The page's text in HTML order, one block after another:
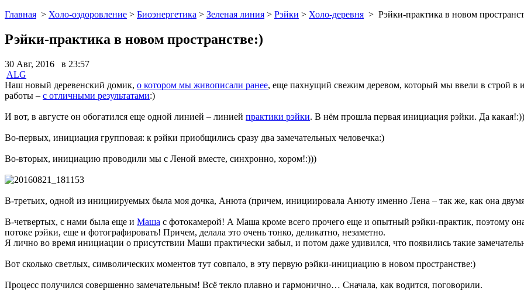
Главная > Холо-оздоровление > Биоэнергетика > Зеленая линия > Рэйки > Холо-деревня > Рэйки-практика в новом
Рэйки-практика в новом пространстве:)
30 Авг, 2016 в 23:57
ALG
Наш новый деревенский домик, о котором мы живописали ранее, еще пахнущий свежим деревом, который мы ввели в строй в
работы – с отличными результатами:)
И вот, в августе он обогатился еще одной линией – линией практики рэйки. В нём прошла первая инициация рэйки. Да
Во-первых, инициация групповая: к рэйки приобщились сразу два замечательных человечка:)
Во-вторых, инициацию проводили мы с Леной вместе, синхронно, хором!:)))
В-третьих, одной из инициируемых была моя дочка, Анюта (причем, инициировала Анюту именно Лена – так же, как она
В-четвертых, с нами была еще и Маша с фотокамерой! А Маша кроме всего прочего еще и опытный рэйки-практик, поэтому
потоке рэйки, еще и фотографировать! Причем, делала это очень тонко, деликатно, незаметно.
Я лично во время инициации о присутствии Маши практически забыл, и потом даже удивился, что появились такие
Вот сколько светлых, символических моментов тут совпало, в эту первую рэйки-инициацию в новом пространстве:)
Процесс получился совершенно замечательным! Всё текло плавно и гармонично… Сначала, как водится, поговорили.